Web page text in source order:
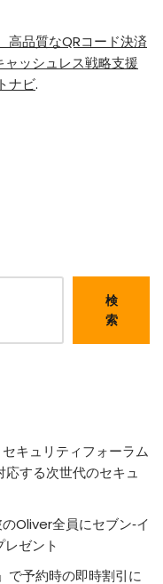
高品質なQRコード決済
ッシュレス戦略支援
ナビ.
検
索
キュリティフォーラム
する次世代のセキュ
Oliver全員にセブン‐イ
ゼント
で予約時の即時割引に